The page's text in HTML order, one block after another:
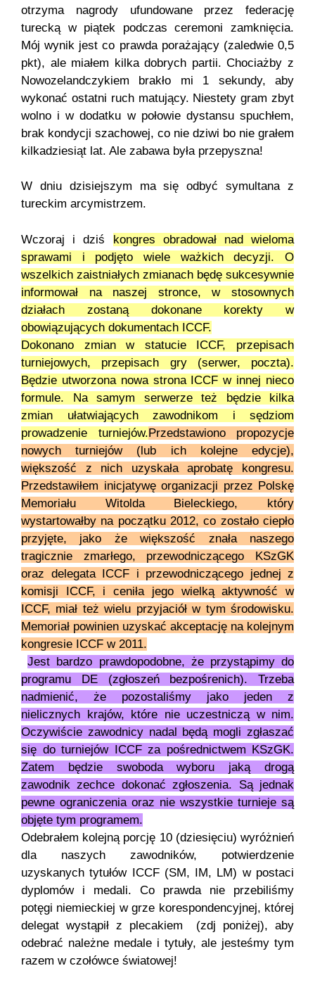
otrzyma nagrody ufundowane przez federację
turecką w piątek podczas ceremoni zamknięcia.
Mój wynik jest co prawda porażający (zaledwie 0,5
pkt), ale miałem kilka dobrych partii. Chociażby z
Nowozelandczykiem brakło mi 1 sekundy, aby
wykonać ostatni ruch matujący. Niestety gram zbyt
wolno i w dodatku w połowie dystansu spuchłem,
brak kondycji szachowej, co nie dziwi bo nie grałem
kilkadziesiąt lat. Ale zabawa była przepyszna!
W dniu dzisiejszym ma się odbyć symultana z
tureckim arcymistrzem.
Wczoraj i dziś kongres obradował nad wieloma
sprawami i podjęto wiele ważkich decyzji. O
wszelkich zaistniałych zmianach będę sukcesywnie
informował na naszej stronce, w stosownych
działach zostaną dokonane korekty w
obowiązujących dokumentach ICCF.
Dokonano zmian w statucie ICCF, przepisach
turniejowych, przepisach gry (serwer, poczta).
Będzie utworzona nowa strona ICCF w innej nieco
formule. Na samym serwerze też będzie kilka
zmian ułatwiających zawodnikom i sędziom
prowadzenie turniejów.Przedstawiono propozycje
nowych turniejów (lub ich kolejne edycje),
większość z nich uzyskała aprobatę kongresu.
Przedstawiłem inicjatywę organizacji przez Polskę
Memoriału Witolda Bieleckiego, który
wystartowałby na początku 2012, co zostało ciepło
przyjęte, jako że większość znała naszego
tragicznie zmarłego, przewodniczącego KSzGK
oraz delegata ICCF i przewodniczącego jednej z
komisji ICCF, i ceniła jego wielką aktywność w
ICCF, miał też wielu przyjaciół w tym środowisku.
Memoriał powinien uzyskać akceptację na kolejnym
kongresie ICCF w 2011.
Jest bardzo prawdopodobne, że przystąpimy do
programu DE (zgłoszeń bezpośrenich). Trzeba
nadmienić, że pozostaliśmy jako jeden z
nielicznych krajów, które nie uczestniczą w nim.
Oczywiście zawodnicy nadal będą mogli zgłaszać
się do turniejów ICCF za pośrednictwem KSzGK.
Zatem będzie swoboda wyboru jaką drogą
zawodnik zechce dokonać zgłoszenia. Są jednak
pewne ograniczenia oraz nie wszystkie turnieje są
objęte tym programem.
Odebrałem kolejną porcję 10 (dziesięciu) wyróżnień
dla naszych zawodników, potwierdzenie
uzyskanych tytułów ICCF (SM, IM, LM) w postaci
dyplomów i medali. Co prawda nie przebiliśmy
potęgi niemieckiej w grze korespondencyjnej, której
delegat wystąpił z plecakiem (zdj poniżej), aby
odebrać należne medale i tytuły, ale jesteśmy tym
razem w czołówce światowej!